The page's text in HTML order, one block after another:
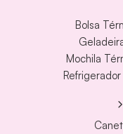
Bolsa
Mochila